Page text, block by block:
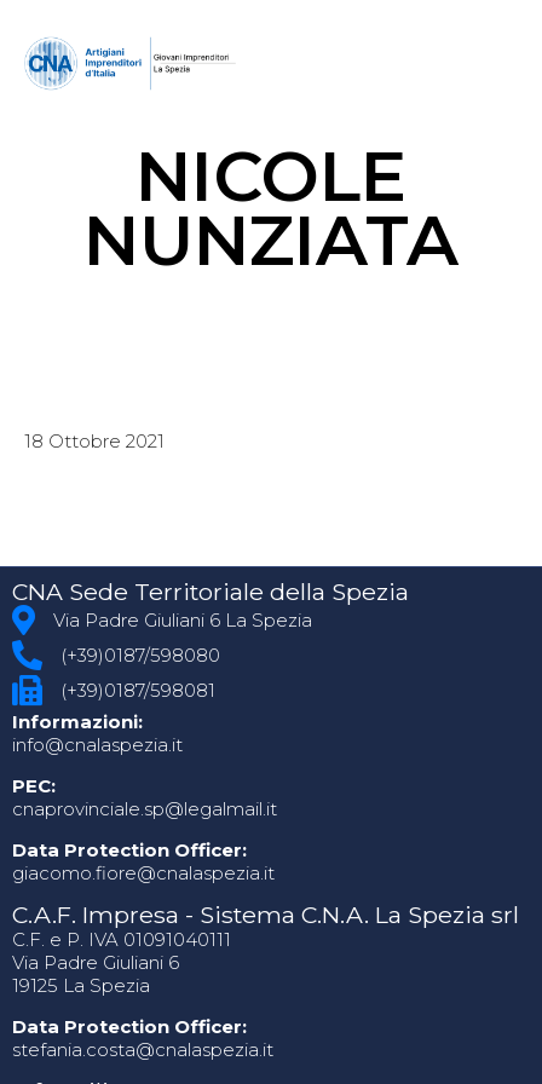
NICOLE
NUNZIATA
18 Ottobre 2021
CNA Sede Territoriale della Spezia
Via Padre Giuliani 6 La Spezia
(+39)0187/598080
(+39)0187/598081
Informazioni:
info@cnalaspezia.it
PEC:
cnaprovinciale.sp@legalmail.it
Data Protection Officer:
giacomo.fiore@cnalaspezia.it
C.A.F. Impresa - Sistema C.N.A. La Spezia srl
C.F. e P. IVA 01091040111
Via Padre Giuliani 6
19125 La Spezia
Data Protection Officer:
stefania.costa@cnalaspezia.it